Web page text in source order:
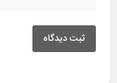
ثبت دیدگاه